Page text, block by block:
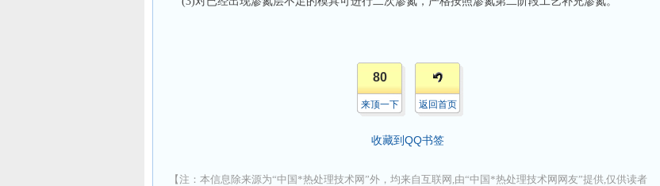
80
来顶一下 返回首页
收藏到QQ书签
【注：本信息除来源为“中国*热处理技术网”外，均来自互联网,由“中国*热处理技术网网友”提供,仅供读者